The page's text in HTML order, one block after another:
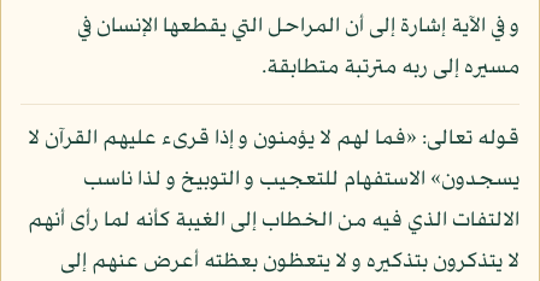
و في الآية إشارة إلى أن المراحل التي يقطعها الإنسان في
مسيره إلى ربه مترتبة متطابقة.
قوله تعالى: «فما لهم لا يؤمنون و إذا قرىء عليهم القرآن لا
يسجدون» الاستفهام للتعجيب و التوبيخ و لذا ناسب
الالتفات الذي فيه من الخطاب إلى الغيبة كأنه لما رأى أنهم
لا يتذكرون بتذكيره و لا يتعظون بعظته أعرض عنهم إلى